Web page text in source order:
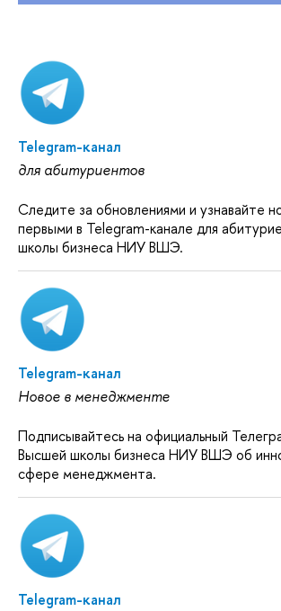
Telegram-канал
для абитуриентов
Следите за обновлениями и узнавайте
первыми в Telegram-канале для
школы бизнеса НИУ ВШЭ.
Telegram-канал
Новое в менеджменте
Подписывайтесь на официальный
Высшей школы бизнеса НИУ ВШЭ об
сфере менеджмента.
Telegram-канал